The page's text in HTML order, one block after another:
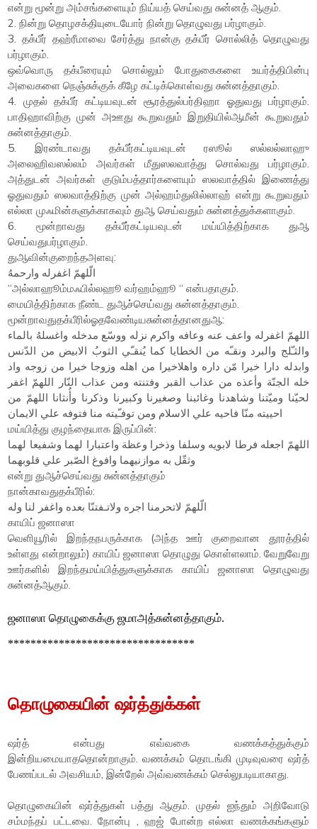
என்று மூன்று அம்சங்களையும் நிய்யத் செய்வது சுன்னத் ஆகும்.
2. நின்று தொழசக்தியுடையோர் நின்று தொழுவது பர்ழாகும்.
3. தக்பீர் தஹ்ரீமாவை சேர்த்து நான்கு தக்பீர் சொல்லித் தொழுவது
பர்ழாகும்.
ஒவ்வொரு தக்பீரையும் சொல்லும் போதுகைகளை உயர்த்திபின்பு
அவைகளை நெஞ்சுக்குக் கீழே கட்டிக்கொள்வது சுன்னத்தாகும்.
4. முதல் தக்பீர் கட்டியவுடன் சூரத்துல்பர்திஹா ஓதுவது பர்ழாகும்.
பாதிஹாவிற்கு முன் அஊது கூறுவதும் இறுதியில்ஆமீன் கூறுவதும்
சுன்னத்தாகும்.
5. இரண்டாவது தக்பீர்கட்டியவுடன் ரஸூல் ஸல்லல்லாஹு
அலைஹிவஸல்லம் அவர்கள் மீதுஸலவாத்து சொல்வது பர்ழாகும்.
அத்துடன் அவர்கள் குடும்பத்தார்களையும் ஸலவாத்தில் இணைத்து
ஓதுவதும் ஸலவாத்திற்கு முன் அல்ஹம்துலில்லாஹ் என்று கூறுவதும்
எல்லா முஃமின்களுக்காகவும் துஆ செய்வதும் சுன்னத்துக்களாகும்.
6. மூன்றாவது தக்பீர்கட்டியவுடன் மய்யித்திற்காக துஆ
செய்வதுபர்ழாகும்.
துஆவின்குறைந்தஅளவு:
“அல்லாஹூம்மஃபில்லஹூ வர்ஹம்ஹூ “ என்பதாகும்.
மையித்திற்காக நீண்ட துஆச்செய்வது சுன்னத்தாகும்.
மூன்றாவதுதக்பீரில்ஓதவேண்டியசுன்னத்தானதுஆ:
اللهمّ اغفرله واعف عنه وعافه واكرم نزله ووسّع مدخله واغسلهُ بالماء
والثـّلج والبرد ونقـّه من الخطايا كما يُنقـّي الثوبُ الابيض من الدّنس
وابدله دارا خيرا مّن داره واهلاخيرا من اهله وزوجا خيرا من زوجه واد
خله الجنّة وأعذه من عذاب القبر وفتنته ومن عذاب النّار اللهمّ اغفر
لحيّنا وميّتنا وشاهدنا وغائبنا وصغيرنا وكبيرنا وذكرنا وأُنثانا اللهمّ من
மய்யித்து குழந்தையாக இருப்பின்:
اللهمّ اجعله فرطا لابويه وسلفا وذخرا وعظة واعتبارا لهما وشفيعا لهما
என்று துஆச்செய்வது சுன்னத்தாகும்
நான்காவதுதக்பீரில்:
காயிப் ஜனாஸா
வெளியூரில் இறந்தநபருக்காக (அந்த ஊர் குறைவான தூரத்தில்
உள்ளது என்றாலும்) காயிப் ஜனாஸா தொழுது கொள்ளலாம். வேறுவேறு
ஊர்களில் இறந்தமய்யித்துகளுக்காக காயிப் ஜனாஸா தொழுவது
சுன்னத்ஆகும்.
ஜனாஸா தொழுகைக்கு ஜமாஅத்சுன்னத்தாகும்.
*********************************
தொழுகையின் ஷர்த்துக்கள்
ஷர்த் என்பது எவ்வகை வணக்கத்துக்கும்
இன்றியமையாததொன்றாகும். வணக்கம் தொடங்கி முடிவுவரை ஷர்த்
பேணப்படல் அவசியம், இன்றேல் அவ்வணக்கம் செல்லுபடியாகாது.
தொழுகையின் ஷர்த்துகள் பத்து ஆகும். முதல் ஐந்தும் அறிவோடு
சம்மந்தப் பட்டவை. நோன்பு , ஹஜ் போன்ற எல்லா வணக்கங்களும்